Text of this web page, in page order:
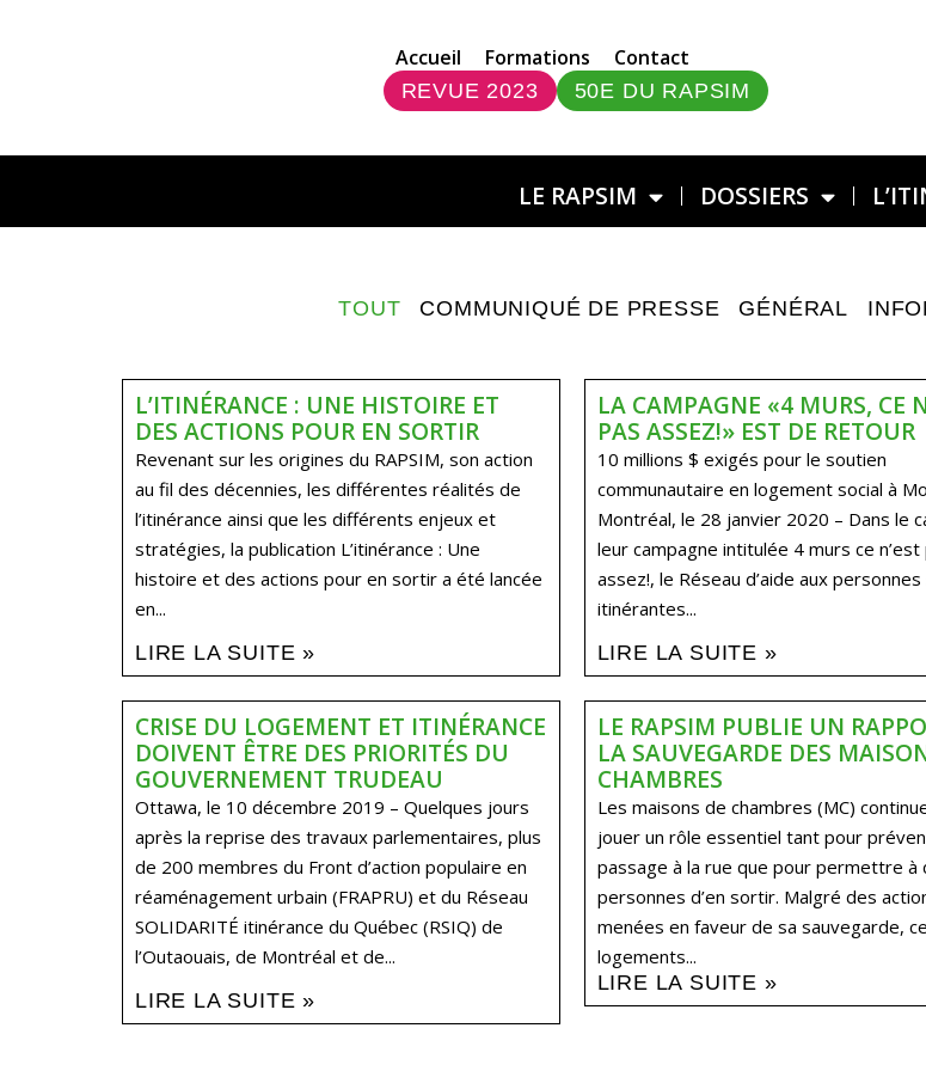
Accueil Formations Contact
REVUE 2023 50E DU RAPSIM
LE RAPSIM DOSSIERS
COMMUNIQUÉ DE PRESSE GÉNÉRAL
TOUT
L’ITINÉRANCE : UNE HISTOIRE ET
DES ACTIONS POUR EN SORTIR
Revenant sur les origines du RAPSIM, son action
au fil des décennies, les différentes réalités de
l’itinérance ainsi que les différents enjeux et
stratégies, la publication L’itinérance : Une
histoire et des actions pour en sortir a été lancée
en...
LIRE LA SUITE »
LA CAMPAGNE «4 MURS, CE
PAS ASSEZ!» EST DE RETOUR
10 millions $ exigés pour le soutien
communautaire en logement social à
Montréal, le 28 janvier 2020 – Dans le
leur campagne intitulée 4 murs ce n’est
assez!, le Réseau d’aide aux
itinérantes...
LIRE LA SUITE »
CRISE DU LOGEMENT ET ITINÉRANCE
DOIVENT ÊTRE DES PRIORITÉS DU
GOUVERNEMENT TRUDEAU
Ottawa, le 10 décembre 2019 – Quelques jours
après la reprise des travaux parlementaires, plus
de 200 membres du Front d’action populaire en
réaménagement urbain (FRAPRU) et du Réseau
SOLIDARITÉ itinérance du Québec (RSIQ) de
l’Outaouais, de Montréal et de...
LIRE LA SUITE »
LE RAPSIM PUBLIE UN
LA SAUVEGARDE DES
CHAMBRES
Les maisons de chambres (MC)
jouer un rôle essentiel tant pour
passage à la rue que pour permettre à
personnes d’en sortir. Malgré des
menées en faveur de sa sauvegarde,
logements...
LIRE LA SUITE »